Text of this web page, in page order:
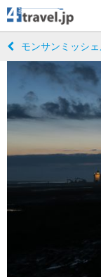
モンサンミッシ